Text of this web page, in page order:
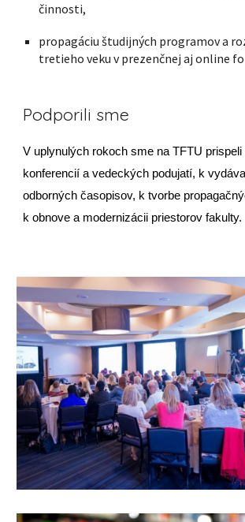
činnosti,
propagáciu študijných programov a
tretieho veku v prezenčnej aj online
Podporili sme
V uplynulých rokoch sme na TFTU
konferencií a vedeckých podujatí, k
odborných časopisov, k tvorbe
k obnove a modernizácii priestorov fakulty.